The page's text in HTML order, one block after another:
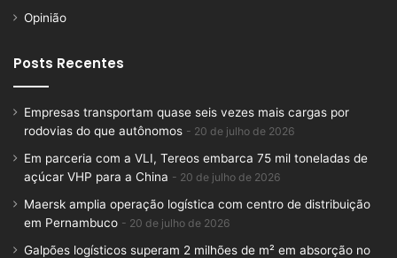
Opinião
Posts Recentes
Empresas transportam quase seis vezes mais cargas por
rodovias do que autônomos
20 de julho de 2026
Em parceria com a VLI, Tereos embarca 75 mil toneladas de
açúcar VHP para a China
20 de julho de 2026
Maersk amplia operação logística com centro de distribuição
em Pernambuco
20 de julho de 2026
Galpões logísticos superam 2 milhões de m² em absorção no